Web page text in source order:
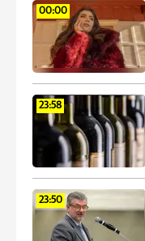
00:00
23:58
23:50